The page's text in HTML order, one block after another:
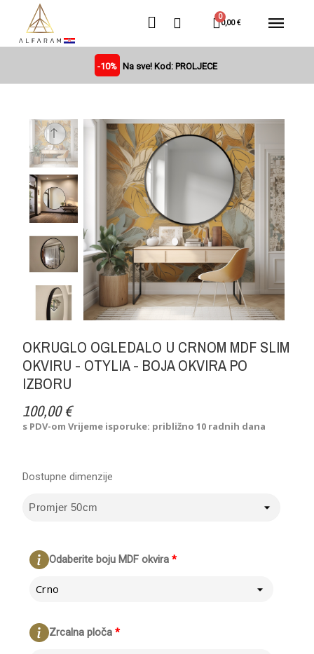
0,00 €
-10% Na sve! Kod: PROLJECE
OKRUGLO OGLEDALO U CRNOM MDF SLIM
OKVIRU - OTYLIA - BOJA OKVIRA PO
IZBORU
100,00 €
s PDV-omVrijeme isporuke: približno 10 radnih dana
*
Odaberite boju MDF okvira
Crno
*
Zrcalna ploča
Dostupne dimenzije